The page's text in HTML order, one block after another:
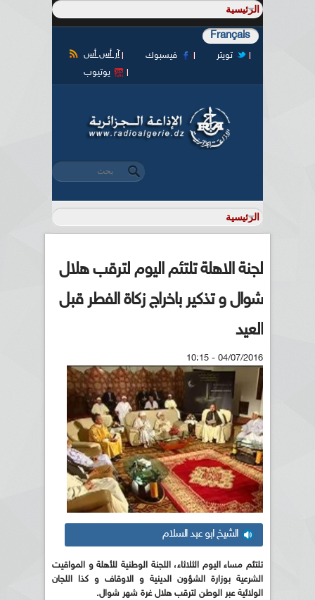
Français
آر أس أس فيسبوك
تويتر
يوتيوب
استمارة البحث
‏بحث ‏
لجنة الاهلة تلتئم اليوم لترقب هلال
شوال و تذكير باخراج زكاة الفطر قبل
العيد
04/07/2016 - 10:15
الشيخ ابو عبد السلام
تلتئم مساء اليوم الثلاثاء، اللجنة الوطنية للأهلة و المواقيت
الشرعية بوزارة الشؤون الدينية و الاوقاف و كذا اللجان
الولائية عبر الوطن لترقب هلال غرة شهر شوال.